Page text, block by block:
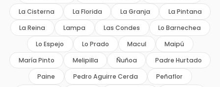
La Cisterna
La Florida La Granja
La Pintana
La Reina
Lampa Las Condes
Lo Barnechea
Lo Espejo
Lo Prado Macul
Maipú
María Pinto
Melipilla Ñuñoa
Padre Hurtado
Paine
Pedro Aguirre Cerda Peñaflor